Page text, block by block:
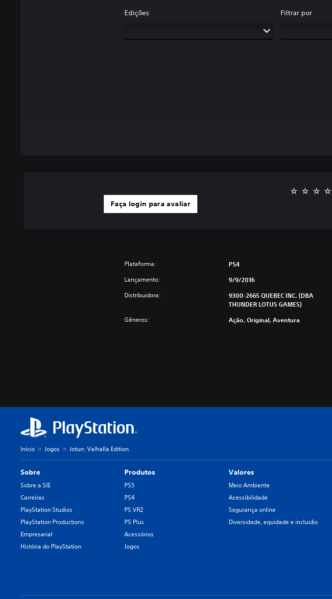
Edições Filtrar por
Faça login para avaliar
Plataforma: PS4
Lançamento: 9/9/2016
Distribuidora:
9300-2665 QUEBEC INC. (DBA
THUNDER LOTUS GAMES)
Gêneros: Ação, Original, Aventura
Início Jogos Jotun: Valhalla Edition
Sobre
Sobre a SIE
Carreiras
PlayStation Studios
PlayStation Productions
Empresarial
História do PlayStation
Produtos
PS5
PS4
PS VR2
PS Plus
Acessórios
Jogos
Valores
Meio Ambiente
Acessibilidade
Segurança online
Diversidade, equidade e inclusão